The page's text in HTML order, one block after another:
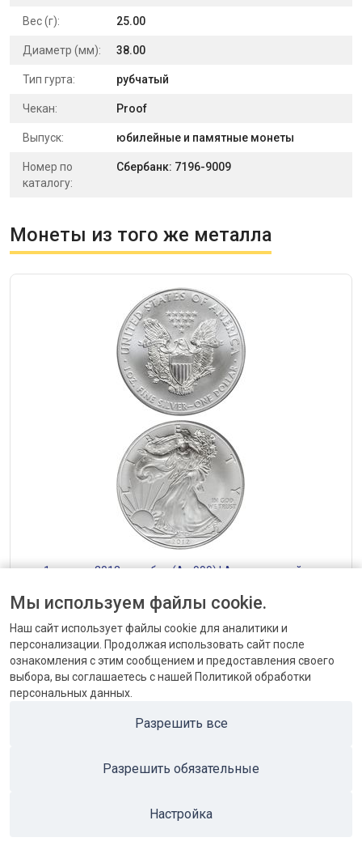
Вес (г): 25.00
Диаметр (мм): 38.00
Тип гурта: рубчатый
Чекан: Proof
Выпуск: юбилейные и памятные монеты
Номер по
каталогу:
Сбербанк: 7196-9009
Монеты из того же металла
— 1 доллар 2012, серебро (Ag 999) | Американский орел
от 2632 до 2634 ₽
ПОПУЛЯРНЫЕ КАТЕГОРИИ
ПОПУЛЯРНЫЕ ТОВАРЫ
Мы используем файлы cookie.
Наш сайт использует файлы cookie для аналитики и
персонализации. Продолжая использовать сайт после
ознакомления с этим сообщением и предоставления своего
выбора, вы соглашаетесь с нашей Политикой обработки
персональных данных.
Разрешить все
Разрешить обязательные
Настройка